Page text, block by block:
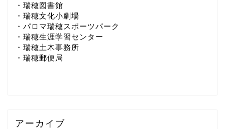
・瑞穂図書館
・瑞穂文化小劇場
・パロマ瑞穂スポーツパーク
・瑞穂生涯学習センター
・瑞穂土木事務所
・瑞穂郵便局
アーカイブ